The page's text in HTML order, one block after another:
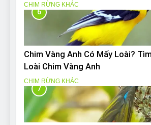
CHIM RỪNG KHÁC
6
Chim Vàng Anh Có Mấy Loài?
Loài Chim Vàng Anh
CHIM RỪNG KHÁC
7